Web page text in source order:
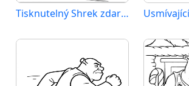
Tisknutelný Shrek zdarma